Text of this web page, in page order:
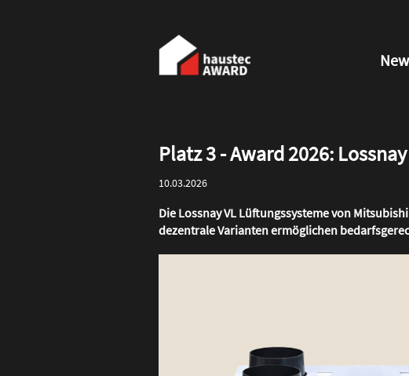
Haupt-
Navigation
Platz 3 - Award 2026:
10.03.2026
Die Lossnay VL Lüftungssysteme von
dezentrale Varianten ermöglichen